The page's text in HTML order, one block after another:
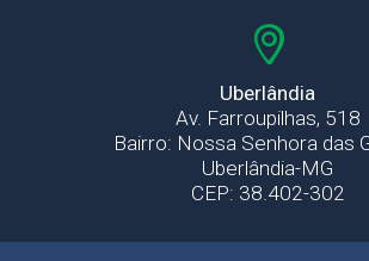
Uberlândia
Av. Farroupilhas, 518
Bairro: Nossa Senhora das
Uberlândia-MG
CEP: 38.402-302